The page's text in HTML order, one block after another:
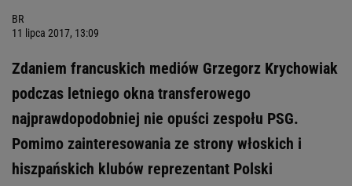
BR
11 lipca 2017, 13:09
Zdaniem francuskich mediów Grzegorz Krychowiak
podczas letniego okna transferowego
najprawdopodobniej nie opuści zespołu PSG.
Pomimo zainteresowania ze strony włoskich i
hiszpańskich klubów reprezentant Polski